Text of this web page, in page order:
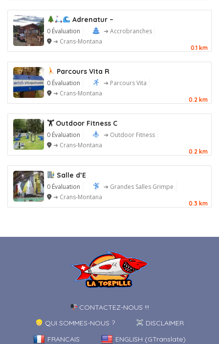
Adrenatur –
0 Évaluation
➔ Accrobranches
➔ Crans-Montana
0.1 km
Parcours Vita R
0 Évaluation
➔ Parcours Vita
➔ Crans-Montana
0.2 km
🏋️ Outdoor Fitness C
0 Évaluation
➔ Outdoor Fitness
➔ Crans-Montana
0.2 km
Salle d’E
0 Évaluation
➔ Grandes Salles Grimpe
➔ Crans-Montana
0.3 km
CONTACTEZ-NOUS !!!
QUI SOMMES-NOUS ?
DISCLAIMER
FRANCAIS
ENGLISH (GTranslate)